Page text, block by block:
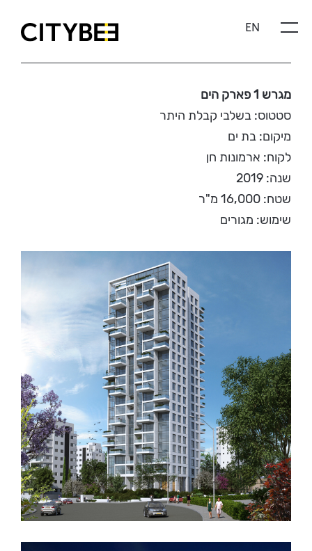
EN
מגרש 1 פארק הים
סטטוס: בשלבי קבלת היתר
מיקום: בת ים
לקוח: ארמונות חן
שנה: 2019
שטח: 16,000 מ"ר
שימוש: מגורים